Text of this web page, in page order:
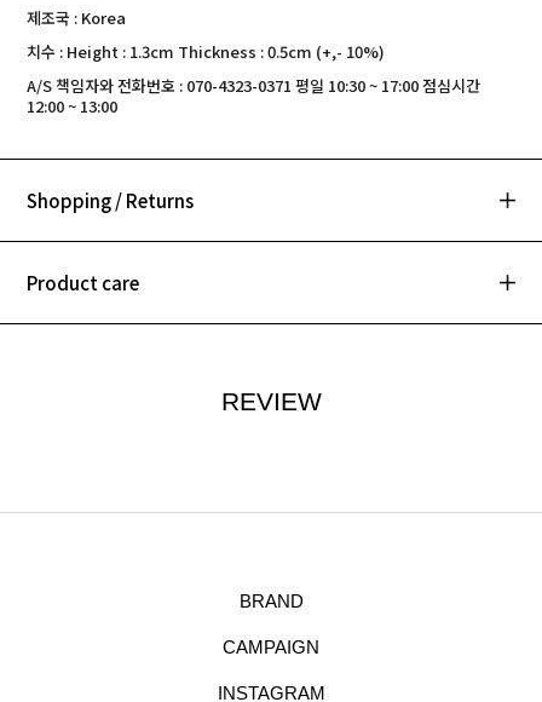
제조국 : Korea
치수 : Height : 1.3cm Thickness : 0.5cm (+,- 10%)
A/S 책임자와 전화번호 : 070-4323-0371 평일 10:30 ~ 17:00 점심시간
12:00 ~ 13:00
Shopping / Returns
Product care
REVIEW
BRAND
CAMPAIGN
INSTAGRAM